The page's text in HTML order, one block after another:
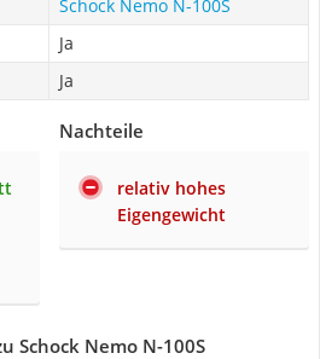
Schock Nemo N-100S
Ja
Ja
Nachteile
relativ hohes
Eigengewicht
Schock Nemo N-100S